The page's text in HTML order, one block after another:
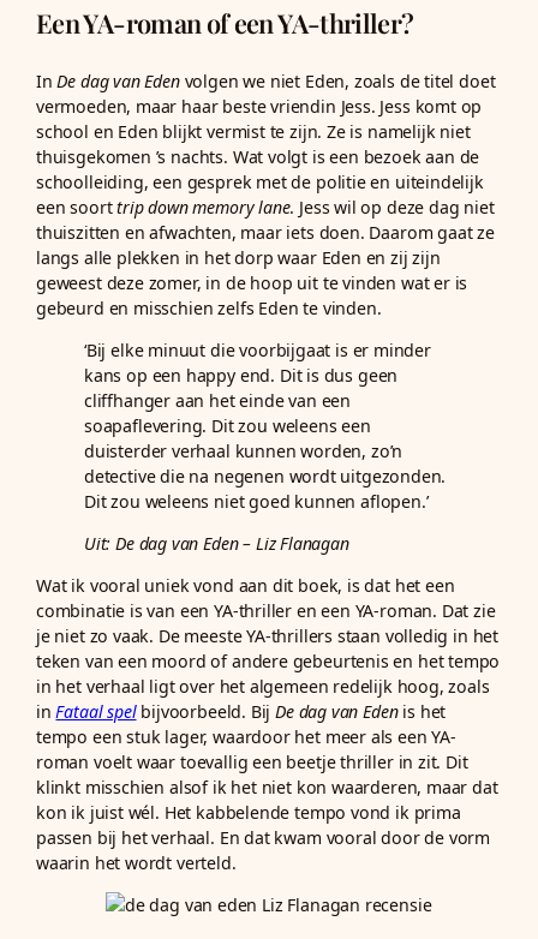
Een YA-roman of een YA-thriller?
InDe dag van Edenvolgen we niet Eden, zoals de titel doet
vermoeden, maar haar beste vriendin Jess. Jess komt op
school en Eden blijkt vermist te zijn. Ze is namelijk niet
thuisgekomen ’s nachts. Wat volgt is een bezoek aan de
schoolleiding, een gesprek met de politie en uiteindelijk
een soorttrip down memory lane. Jess wil op deze dag niet
thuiszitten en afwachten, maar iets doen. Daarom gaat ze
langs alle plekken in het dorp waar Eden en zij zijn
geweest deze zomer, in de hoop uit te vinden wat er is
gebeurd en misschien zelfs Eden te vinden.
‘Bij elke minuut die voorbijgaat is er minder
kans op een happy end. Dit is dus geen
cliffhanger aan het einde van een
soapaflevering. Dit zou weleens een
duisterder verhaal kunnen worden, zo’n
detective die na negenen wordt uitgezonden.
Dit zou weleens niet goed kunnen aflopen.’
Uit:De dag van Eden– Liz Flanagan
Wat ik vooral uniek vond aan dit boek, is dat het een
combinatie is van een YA-thriller en een YA-roman. Dat zie
je niet zo vaak. De meeste YA-thrillers staan volledig in het
teken van een moord of andere gebeurtenis en het tempo
in het verhaal ligt over het algemeen redelijk hoog, zoals
inFataal spelbijvoorbeeld. BijDe dag van Edenis het
tempo een stuk lager, waardoor het meer als een YA-
roman voelt waar toevallig een beetje thriller in zit. Dit
klinkt misschien alsof ik het niet kon waarderen, maar dat
kon ik juist wél. Het kabbelende tempo vond ik prima
passen bij het verhaal. En dat kwam vooral door de vorm
waarin het wordt verteld.